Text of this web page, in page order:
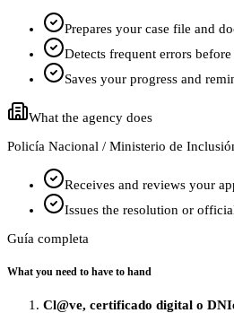
Prepares your case file and
Detects frequent errors
Saves your progress and
What the agency does
Policía Nacional / Ministerio de
Receives and reviews your
Issues the resolution or
Guía completa
What you need to have to hand
Cl@ve, certificado digital o